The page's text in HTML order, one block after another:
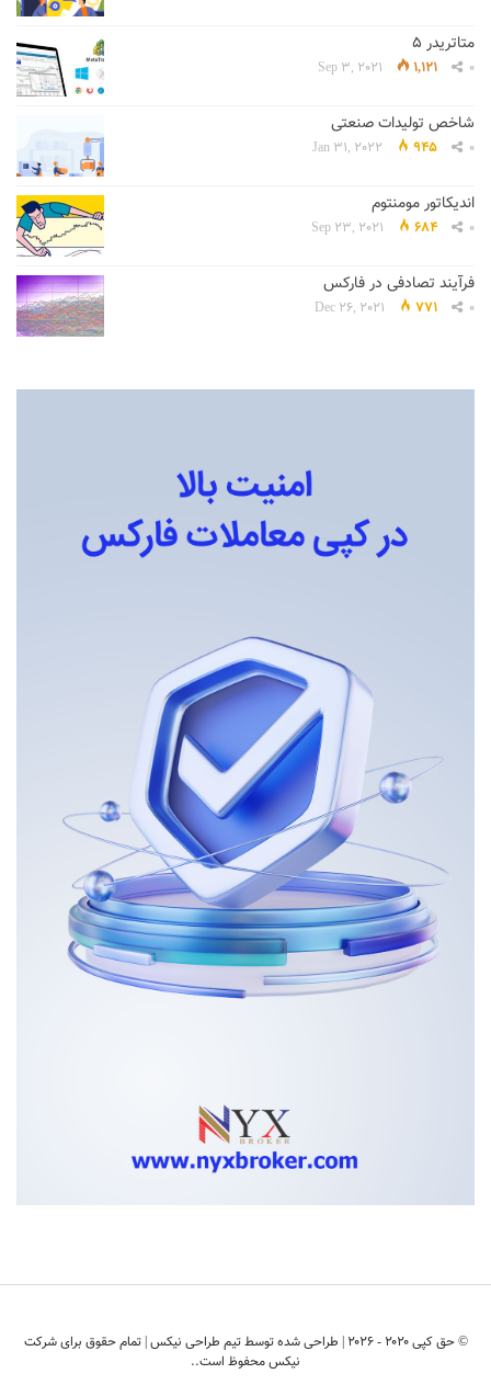
متاتریدر 5
Sep 3, 2021 1,121 0
شاخص تولیدات صنعتی
Jan 31, 2022 945 0
اندیکاتور مومنتوم
Sep 23, 2021 684 0
فرآیند تصادفی در فارکس
Dec 26, 2021 771 0
© حق کپی ۲۰۲۰ - ۲۰۲6 | طراحی شده توسط تیم طراحی نیکس| تمام حقوق برای شرکت
نیکس محفوظ است..